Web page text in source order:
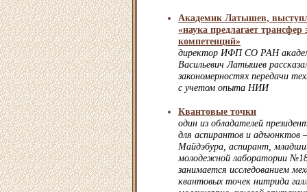
Академик Латышев,
«наука предлагает трансфер
компетенций»
директор ИФП СО РАН
Васильевич Латышев
закономерностях передачи
с учетом опыта НИИ
Квантовые точки
один из обладателей
для аспирантов и адъюнктов
Майдэбура, аспирант,
молодежной лаборатории
занимается исследованием
квантовых точек нитрида